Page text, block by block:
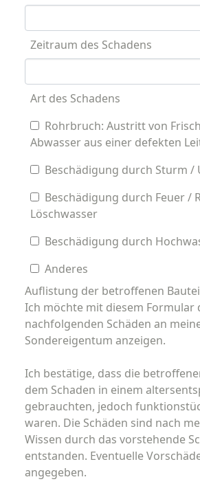
Zeitraum des Schadens
Art des Schadens
Abwasser aus einer defekten
Beschädigung durch Sturm /
Löschwasser
Beschädigung durch
Anderes
Auflistung der betroffenen
Ich möchte mit diesem Formular
nachfolgenden Schäden an
Sondereigentum anzeigen.
Ich bestätige, dass die
dem Schaden in einem
gebrauchten, jedoch
waren. Die Schäden sind nach
Wissen durch das vorstehende
entstanden. Eventuelle
angegeben.